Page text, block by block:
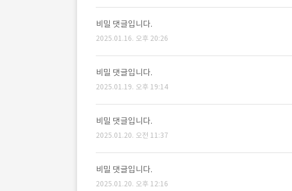
비밀 댓글입니다.
2025.01.16. 오후 20:26
비밀 댓글입니다.
2025.01.19. 오후 19:14
비밀 댓글입니다.
2025.01.20. 오전 11:37
비밀 댓글입니다.
2025.01.20. 오후 12:16